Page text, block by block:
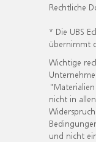
Rechtliche
* Die UBS
übernimmt
Wichtige
nicht in
und nicht